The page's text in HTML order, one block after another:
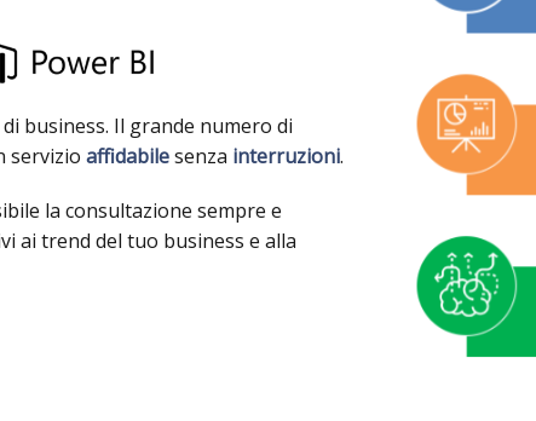
business. Il grande numero di
servizio affidabilesenza interruzioni.
la consultazione sempre e
ai trend del tuo business e alla